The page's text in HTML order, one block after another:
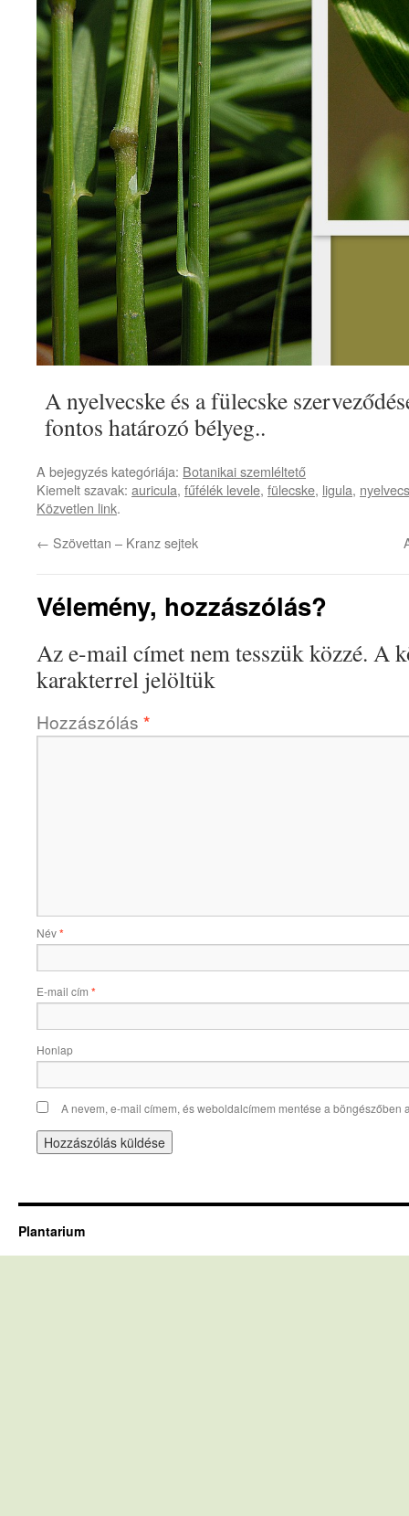
A nyelvecske és a fülecske
fontos határozó bélyeg..
A bejegyzés kategóriája: Botanikai szemléltető
Kiemelt szavak: auricula, fűfélék levele, fülecske, ligula,
Közvetlen link.
← Szövettan – Kranz sejtek
Vélemény, hozzászólás?
Az e-mail címet nem tesszük közzé. A
karakterrel jelöltük
Hozzászólás *
Név*
E-mail cím *
Honlap
A nevem, e-mail címem, és weboldalcímem mentése a böngészőben
Plantarium